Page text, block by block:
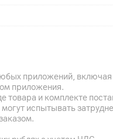
приложений,
приложения.
и комплекте
испытывать